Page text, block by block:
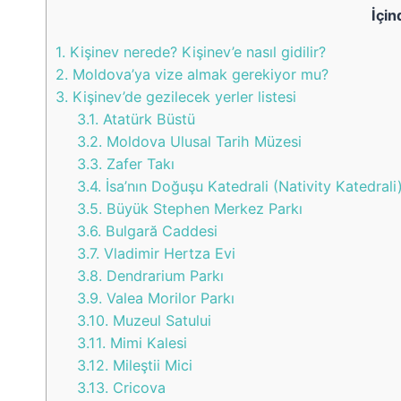
1. Kişinev nerede? Kişinev’e nasıl gidilir?
2. Moldova’ya vize almak gerekiyor mu?
3. Kişinev’de gezilecek yerler listesi
3.1. Atatürk Büstü
3.2. Moldova Ulusal Tarih Müzesi
3.3. Zafer Takı
3.4. İsa’nın Doğuşu Katedrali (Nativity Katedrali)
3.5. Büyük Stephen Merkez Parkı
3.6. Bulgară Caddesi
3.7. Vladimir Hertza Evi
3.8. Dendrarium Parkı
3.9. Valea Morilor Parkı
3.10. Muzeul Satului
3.11. Mimi Kalesi
3.12. Mileştii Mici
3.13. Cricova